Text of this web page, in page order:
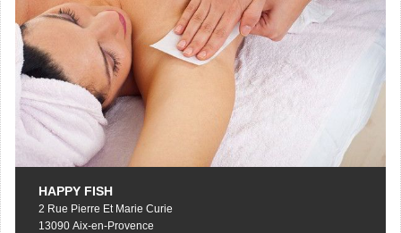
HAPPY FISH
2 Rue Pierre Et Marie Curie
13090 Aix-en-Provence